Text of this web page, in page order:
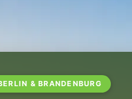
& BRANDENBURG